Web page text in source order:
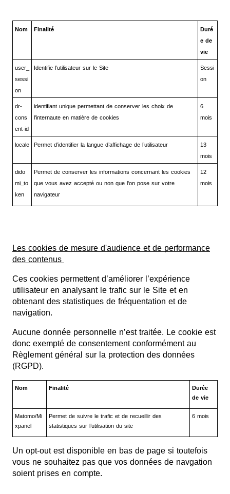
Nom Finalité
Duré
e de
vie
user_
sessi
on
Identifie l’utilisateur sur le Site
Sessi
on
dr-
cons
ent-id
identifiant unique permettant de conserver les choix de
l'internaute en matière de cookies
6
mois
locale Permet d’identifier la langue d’affichage de l’utilisateur
13
mois
dido
mi_to
ken
Permet de conserver les informations concernant les cookies
que vous avez accepté ou non que l'on pose sur votre
navigateur
12
mois
Les cookies de mesure d'audience et de performance
des contenus
Ces cookies permettent d’améliorer l’expérience
utilisateur en analysant le trafic sur le Site et en
obtenant des statistiques de fréquentation et de
navigation.
Aucune donnée personnelle n’est traitée. Le cookie est
donc exempté de consentement conformément au
Règlement général sur la protection des données
(RGPD).
Nom Finalité
Durée
de vie
Matomo/Mi
xpanel
Permet de suivre le trafic et de recueillir des
statistiques sur l’utilisation du site
6 mois
Un opt-out est disponible en bas de page si toutefois
vous ne souhaitez pas que vos données de navgation
soient prises en compte.